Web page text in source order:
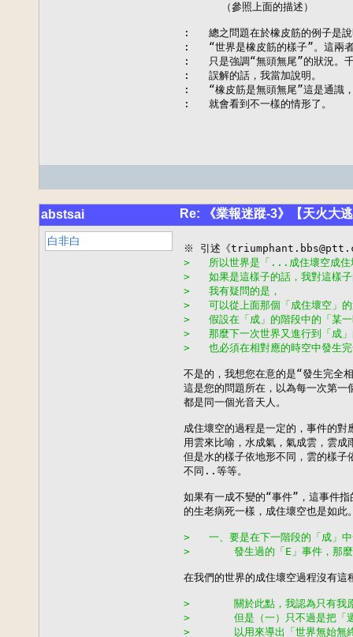
      （參照上面的描述）
:   總之問題在於橡皮筋的例子是
:   “世界是橡皮筋的樣子”。這兩
:   只是強調“無頭無尾”的狀況。
:   誤解的話，我當加說明。
:   “橡皮筋是無頭無尾”這是通識
:   就會看到不一樣的情形了。
abstsai Re: 《業報迷蹤-3》【天火大
白非白
>   所以世界是「...成住壞空成住
>   如果是這樣子的話，我對這樣子
>   我有疑問的是，
>   可以從上面那個「成住壞空」的
>   假設在「成」的階段中的「某一
>   那麼下一次世界又進行到「成」
>   也必須在相對應的時空中發生完
不是的，我想您在意的是“發生完全
這是您的問題所在，以為每一次第一
都是同一個光音天人。
成住壞空的過程是一定的，事件的對
用雲來比喻，水成氣，氣成雲，雲成
但是水的樣子依地形不同，雲的樣子
不同..等等。
如果有一成不變的“事件”，這事件
的生老病死一樣，成住壞空也是如此
>   一、要是在下一階段的「成」中
>       發生過的「E」事件，那麼
在我們的世界的成住壞空過程沒有這
>       關於此點，我認為只有我原
>       但是（一）只不過是把「週
>       以用來導出「世界無始無終